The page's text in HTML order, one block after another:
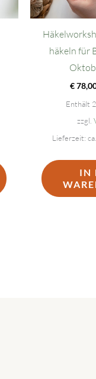
häkeln für
€
Enthält
zzgl.
Lieferzeit:
IN